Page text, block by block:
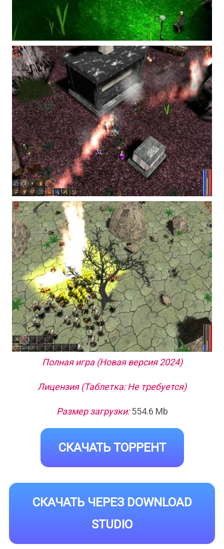
Полная игра (Новая версия 2024)
Лицензия (Таблетка: Не требуется)
Размер загрузки:554.6 Mb
СКАЧАТЬ ТОРРЕНТ
СКАЧАТЬ ЧЕРЕЗ DOWNLOAD
STUDIO